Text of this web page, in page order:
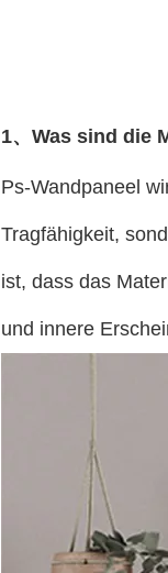
1、Was sind die
Ps-Wandpaneel
Tragfähigkeit,
ist, dass das
und innere